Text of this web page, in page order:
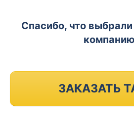
Спасибо, что
ЗАКАЗАТЬ